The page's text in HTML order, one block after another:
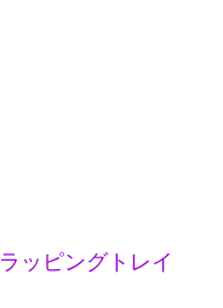
ラッピングトレイ